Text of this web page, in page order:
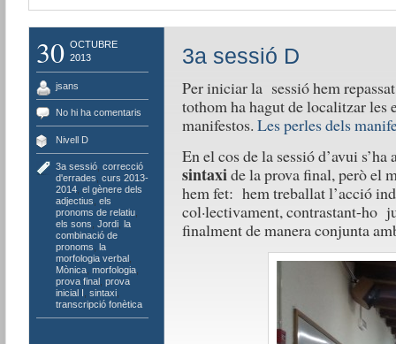
30 OCTUBRE
2013
jsans
No hi ha comentaris
Nivell D
3a sessió, correcció
d'errades curs 2013-
2014, el gènere dels
adjectius els
pronoms de relatiu,
els sons Jordi, la
combinació de
pronoms la
morfologia verbal,
Mònica, morfologia,
prova final, prova
inicial I sintaxi,
transcripció fonètica
3a sessió D
Per iniciar la sessió hem
tothom ha hagut de localitzar les
manifestos. Les perles dels
En el cos de la sessió d’avui
sintaxide la prova final, però el
hem fet: hem treballat l’acció
col·lectivament, contrastant-ho
finalment de manera conjunta